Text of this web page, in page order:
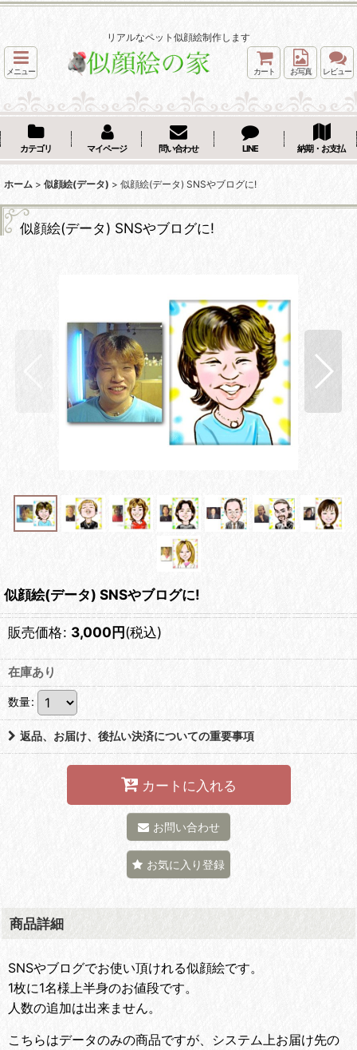
リアルなペット似顔絵制作します
メニュー カート お写真 レビュー
カテゴリ マイページ 問い合わせ LINE 納期・お支払
ホーム > 似顔絵(データ) > 似顔絵(データ) SNSやブログに!
似顔絵(データ) SNSやブログに!
似顔絵(データ) SNSやブログに!
販売価格: 3,000円(税込)
在庫あり
数量:
返品、お届け、後払い決済についての重要事項
カートに入れる
お問い合わせ
お気に入り登録
商品詳細
SNSやブログでお使い頂けれる似顔絵です。
1枚に1名様上半身のお値段です。
人数の追加は出来ません。
こちらはデータのみの商品ですが、システム上お届け先の